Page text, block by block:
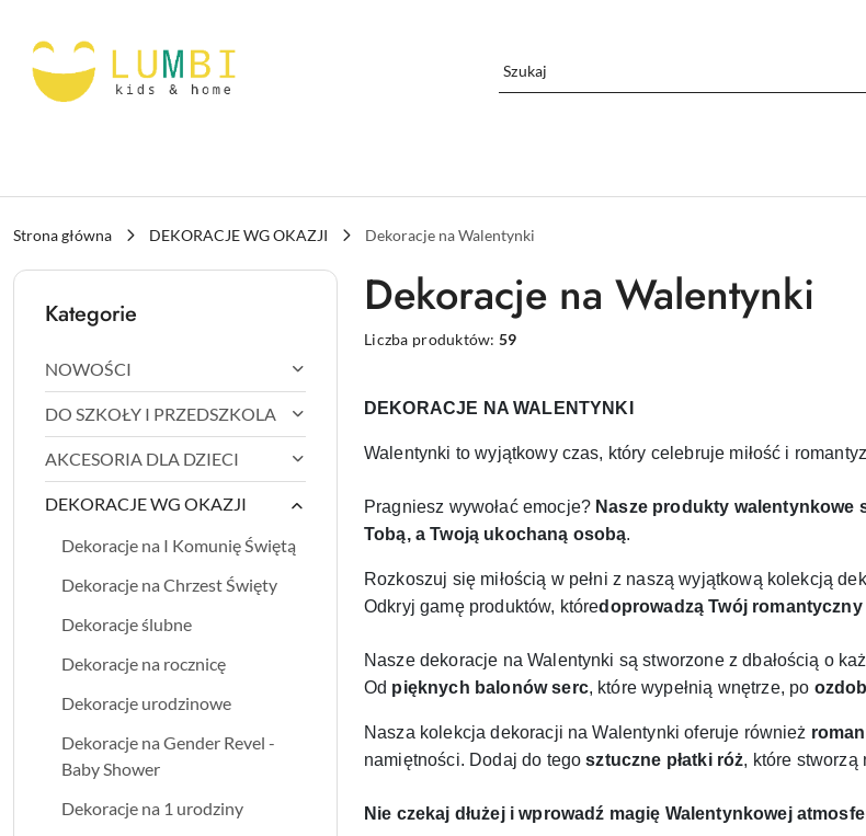
Strona główna DEKORACJE WG OKAZJI Dekoracje na Walentynki
Kategorie
NOWOŚCI
DO SZKOŁY I PRZEDSZKOLA
AKCESORIA DLA DZIECI
DEKORACJE WG OKAZJI
Dekoracje na I Komunię Świętą
Dekoracje na Chrzest Święty
Dekoracje ślubne
Dekoracje na rocznicę
Dekoracje urodzinowe
Dekoracje na Gender Revel -
Baby Shower
Dekoracje na 1 urodziny
Dekoracje na Walentynki
Liczba produktów:59
DEKORACJE NA WALENTYNKI
Walentynki to wyjątkowy czas, który celebruje miłość i
Pragniesz wywołać emocje? Nasze produkty walentynkowe
Tobą, a Twoją ukochaną osobą.
Rozkoszuj się miłością w pełni z naszą wyjątkową kolekcją
Odkryj gamę produktów, któredoprowadzą Twój
Nasze dekoracje na Walentynki są stworzone z dbałością o
Od pięknych balonów serc, które wypełnią wnętrze, po
Nasza kolekcja dekoracji na Walentynki oferuje również
namiętności. Dodaj do tegosztuczne płatki róż, które stworzą
Nie czekaj dłużej i wprowadź magię Walentynkowej